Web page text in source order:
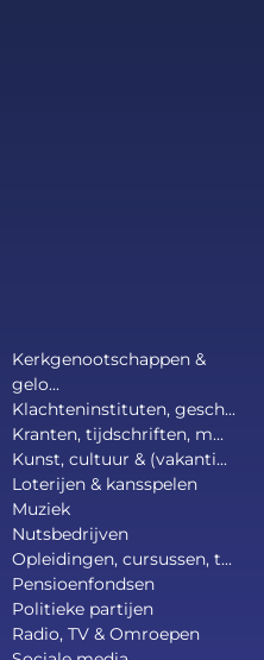
Kerkgenootschappen &
gelo...
Klachteninstituten, gesch...
Kranten, tijdschriften, m...
Kunst, cultuur & (vakanti...
Loterijen & kansspelen
Muziek
Nutsbedrijven
Opleidingen, cursussen, t...
Pensioenfondsen
Politieke partijen
Radio, TV & Omroepen